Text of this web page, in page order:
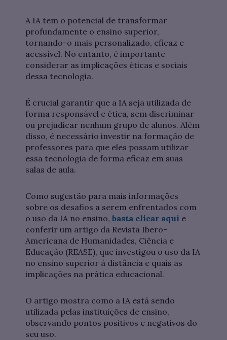
A IA tem o potencial de transformar
profundamente o ensino superior,
tornando-o mais personalizado, eficaz e
acessível. No entanto, é importante
considerar as implicações éticas e sociais
dessa tecnologia.
É crucial garantir que a IA seja utilizada de
forma responsável e ética, sem discriminar
ou prejudicar nenhum grupo de alunos. Além
disso, é necessário investir na formação de
professores para que eles possam utilizar
essa tecnologia de forma eficaz em suas
salas de aula.
Como sugestão para mais informações
sobre os desafios a serem enfrentados com
o uso da IA no ensino, basta clicar aqui e
conferir um artigo da Revista Ibero-
Americana de Humanidades, Ciência e
Educação (REASE), que investigou o uso da IA
no ensino superior à distância e quais as
implicações na prática educacional.
O artigo mostra como a IA está sendo
utilizada pelas instituições de ensino,
observando pontos positivos e negativos do
seu uso.